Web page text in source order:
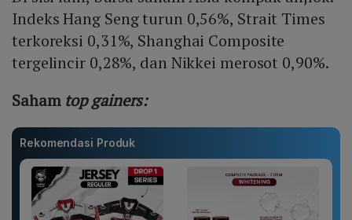
Indeks Hang Seng turun 0,56%, Strait Times
terkoreksi 0,31%, Shanghai Composite
tergelincir 0,28%, dan Nikkei merosot 0,90%.
Saham top gainers:
Rekomendasi Produk